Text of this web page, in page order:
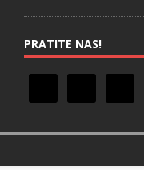
PRATITE NAS!